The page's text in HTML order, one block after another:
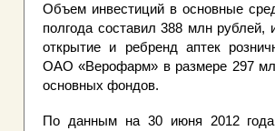
Объем инвестиций в основные
полгода составил 388 млн
открытие и ребренд аптек
ОАО «Верофарм» в размере 297
основных фондов.
По данным на 30 июня 2012